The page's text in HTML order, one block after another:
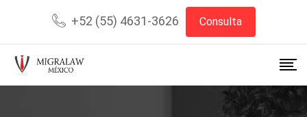
+52 (55) 4631-3626 Consulta